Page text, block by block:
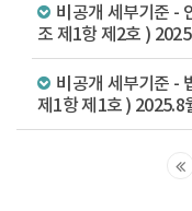
비공개 세부기준 -
조 제1항 제2호 )
비공개 세부기준 -
제1항 제1호 ) 2025.8
맨